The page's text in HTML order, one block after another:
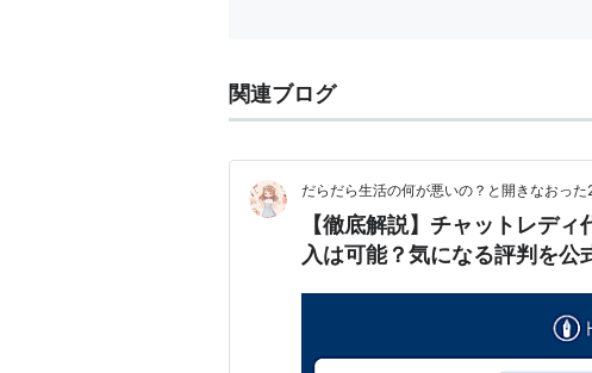
関連ブログ
だらだら生活の何が悪いの？と開きなおった
【徹底解説】チャットレデ
入は可能？気になる評判を公